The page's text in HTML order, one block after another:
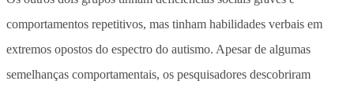
comportamentos repetitivos, mas tinham habilidades verbais em
extremos opostos do espectro do autismo. Apesar de algumas
semelhanças comportamentais, os pesquisadores descobriram